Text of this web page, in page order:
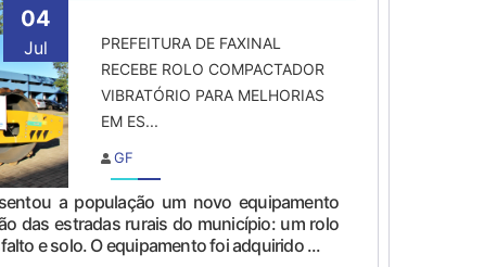
04
Jul
PREFEITURA DE FAXINAL
RECEBE ROLO COMPACTADOR
VIBRATÓRIO PARA MELHORIAS
EM ES...
GF
a população um novo equipamento
das estradas rurais do município: um rolo
e solo. O equipamento foi adquirido ...